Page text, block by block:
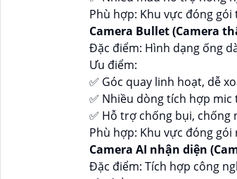
Phù hợp: Khu vực đóng
Camera Bullet (Camera
Đặc điểm: Hình dạng ống
Ưu điểm:
✅ Góc quay linh hoạt, dễ
✅ Nhiều dòng tích hợp mic
✅ Hỗ trợ chống bụi,
Phù hợp: Khu vực đóng
Camera AI nhận diện
Đặc điểm: Tích hợp công